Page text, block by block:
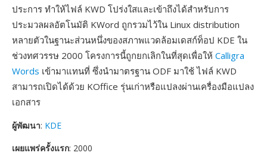
ประการ ทำให้ไฟล์ KWD โปร่งใสและเข้าถึงได้สำหรับการ
ประมวลผลอัตโนมัติ KWord ถูกรวมไว้ใน Linux distribution
หลายตัวในฐานะส่วนหนึ่งของสภาพแวดล้อมเดสก์ท็อป KDE ใน
ช่วงทศวรรษ 2000 โครงการนี้ถูกยกเลิกในที่สุดเพื่อให้ Calligra
Words เข้ามาแทนที่ ซึ่งนำมาตรฐาน ODF มาใช้ ไฟล์ KWD
สามารถเปิดได้ด้วย KOffice รุ่นเก่าหรือแปลงผ่านเครื่องมือแปลง
เอกสาร
ผู้พัฒนา: KDE
เผยแพร่ครั้งแรก: 2000